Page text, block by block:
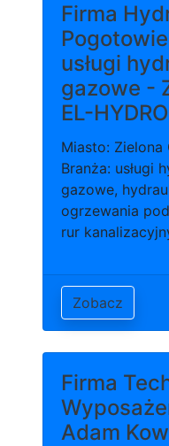
Firma
usługi
gazowe -
EL-HYDRO
Miasto: Zielona
Branża: usługi
gazowe,
ogrzewania
rur
Zobacz
Firma
Adam